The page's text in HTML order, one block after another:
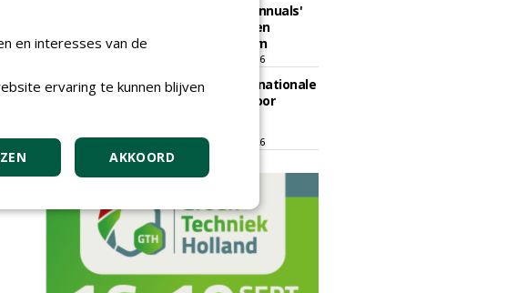
Vakdag 'All About Annuals'
zet eenjarige planten
centraal in Appeltern
donderdag 27 augustus 2026
GaLaBau 2026: internationale
ontmoetingsplek voor
t/m vrijdag 18 september 2026
en interesses van de
ervaring te kunnen blijven
AKKOORD